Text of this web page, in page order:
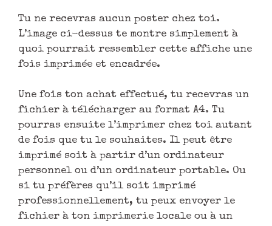
Tu ne recevras aucun poster chez toi.
L’image ci-dessus te montre simplement à
quoi pourrait ressembler cette affiche une
fois imprimée et encadrée.
Une fois ton achat effectué, tu recevras un
fichier à télécharger au format A4. Tu
pourras ensuite l’imprimer chez toi autant
de fois que tu le souhaites. Il peut être
imprimé soit à partir d’un ordinateur
personnel ou d’un ordinateur portable. Ou
si tu préfères qu’il soit imprimé
professionnellement, tu peux envoyer le
fichier à ton imprimerie locale ou à un